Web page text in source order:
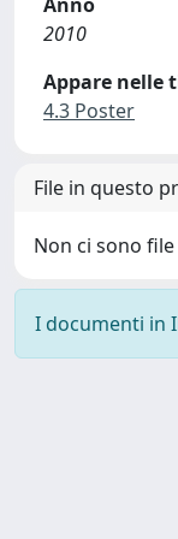
2010
Appare nelle
4.3 Poster
File in questo
Non ci sono
I documenti in